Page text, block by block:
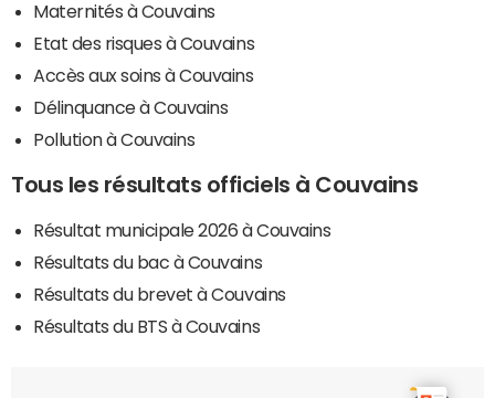
Maternités à Couvains
Etat des risques à Couvains
Accès aux soins à Couvains
Délinquance à Couvains
Pollution à Couvains
Tous les résultats officiels à Couvains
Résultat municipale 2026 à Couvains
Résultats du bac à Couvains
Résultats du brevet à Couvains
Résultats du BTS à Couvains